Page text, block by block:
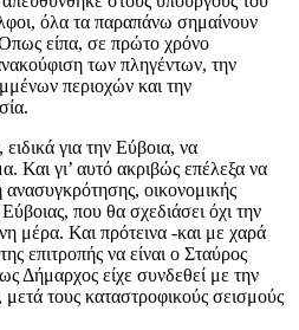
όλα τα παραπάνω σημαίνουν
είπα, σε πρώτο χρόνο
των πληγέντων, την
περιοχών και την
για την Εύβοια, να
Και γι’ αυτό ακριβώς επέλεξα να
οικονομικής
που θα σχεδιάσει όχι την
μέρα. Και πρότεινα -και με χαρά
επιτροπής να είναι ο Σταύρος
Δήμαρχος είχε συνδεθεί με την
τους καταστροφικούς σεισμούς